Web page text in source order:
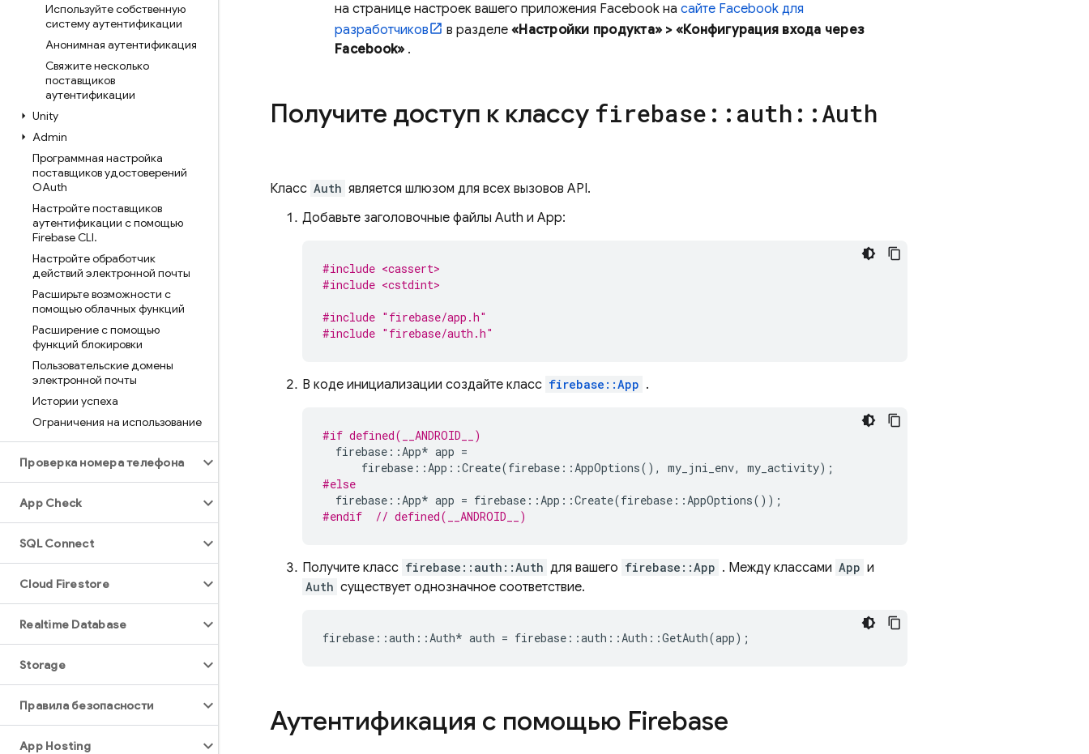
Используйте собственную
систему аутентификации
Анонимная аутентификация
Свяжите несколько
поставщиков
аутентификации
Unity
Admin
Программная настройка
поставщиков удостоверений
OAuth
Настройте поставщиков
аутентификации с помощью
Firebase CLI.
Настройте обработчик
действий электронной почты
Расширьте возможности с
помощью облачных функций
Расширение с помощью
функций блокировки
Пользовательские домены
электронной почты
Истории успеха
Ограничения на использование
Проверка номера телефона
App Check
SQL Connect
Cloud Firestore
Realtime Database
Storage
Правила безопасности
App Hosting
на странице настроек вашего приложения Facebook на сайте Facebook для
разработчиков
в разделе «Настройки продукта» > «Конфигурация входа через
Facebook» .
Получите доступ к классу firebase :: auth ::Auth
Класс Auth является шлюзом для всех вызовов API.
Добавьте заголовочные файлы Auth и App:
#include <cassert>
#include <cstdint>
#include "firebase/app.h"
#include "firebase/auth.h"
В коде инициализации создайте класс firebase::App .
#if defined(__ANDROID__)
firebase ::App* app =
firebase ::App ::Create(firebase ::AppOptions(), my_jni_env, my_activity);
#else
firebase ::App* app = firebase ::App ::Create(firebase ::AppOptions());
#endif
// defined(__ANDROID__)
Получите класс firebase::auth::Auth для вашего firebase::App . Между классами App и
Auth существует однозначное соответствие.
firebase ::auth ::Auth* auth = firebase ::auth ::Auth ::GetAuth(app);
Аутентификация с помощью Firebase